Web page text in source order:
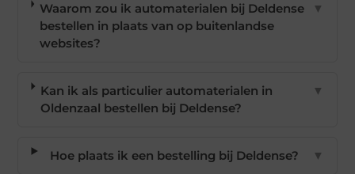
Waarom zou ik automaterialen bij Deldense
bestellen in plaats van op buitenlandse
websites?
▼
Kan ik als particulier automaterialen in
Oldenzaal bestellen bij Deldense?
▼
Hoe plaats ik een bestelling bij Deldense? ▼